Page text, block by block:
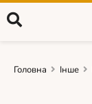
Головна Інше